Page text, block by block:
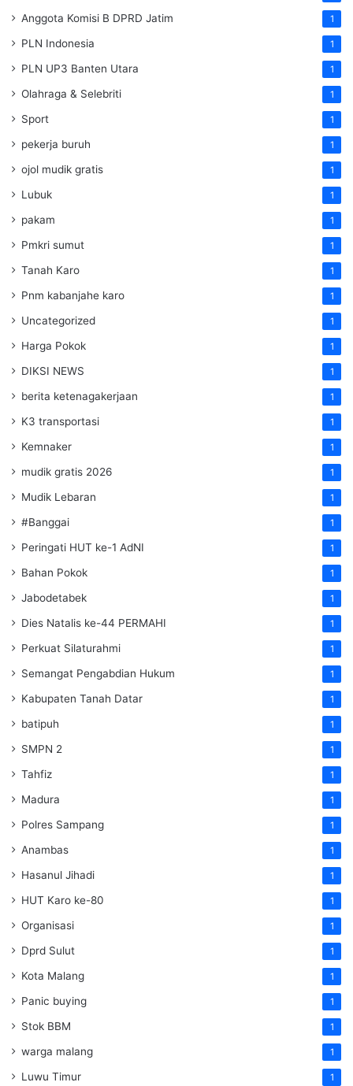
Anggota Komisi B DPRD Jatim 1
PLN Indonesia 1
PLN UP3 Banten Utara 1
Olahraga & Selebriti 1
Sport 1
pekerja buruh 1
ojol mudik gratis 1
Lubuk 1
pakam 1
Pmkri sumut 1
Tanah Karo 1
Pnm kabanjahe karo 1
Uncategorized 1
Harga Pokok 1
DIKSI NEWS 1
berita ketenagakerjaan 1
K3 transportasi 1
Kemnaker 1
mudik gratis 2026 1
Mudik Lebaran 1
#Banggai 1
Peringati HUT ke-1 AdNI 1
Bahan Pokok 1
Jabodetabek 1
Dies Natalis ke-44 PERMAHI 1
Perkuat Silaturahmi 1
Semangat Pengabdian Hukum 1
Kabupaten Tanah Datar 1
batipuh 1
SMPN 2 1
Tahfiz 1
Madura 1
Polres Sampang 1
Anambas 1
Hasanul Jihadi 1
HUT Karo ke-80 1
Organisasi 1
Dprd Sulut 1
Kota Malang 1
Panic buying 1
Stok BBM 1
warga malang 1
Luwu Timur 1